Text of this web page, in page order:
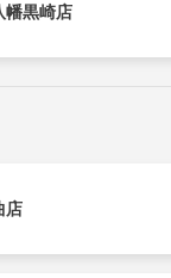
幡黒崎店
店